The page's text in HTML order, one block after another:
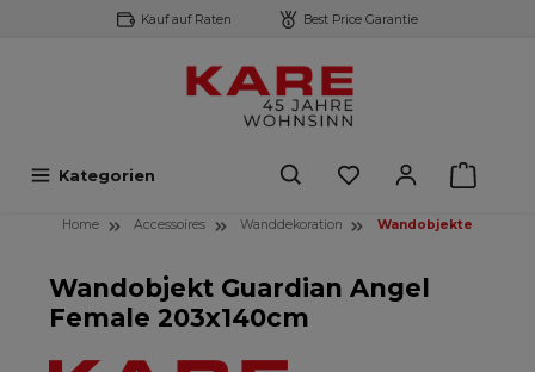
springen Kauf auf Raten Best Price Garantie
Kategorien
Home Accessoires Wanddekoration Wandobjekte
Wandobjekt Guardian Angel
Female 203x140cm